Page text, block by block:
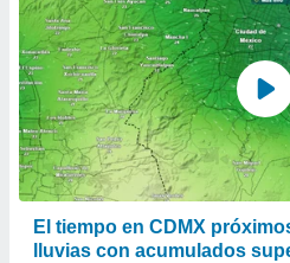
El tiempo en CDMX
lluvias con acumulados